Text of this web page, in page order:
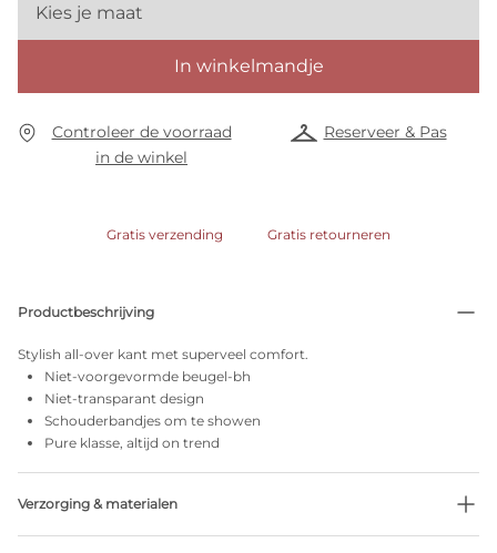
Kies je maat
In winkelmandje
Controleer de voorraad
in de winkel
Reserveer & Pas
Gratis verzending Gratis retourneren
Productbeschrijving
Stylish all-over kant met superveel comfort.
Niet-voorgevormde beugel-bh
Niet-transparant design
Schouderbandjes om te showen
Pure klasse, altijd on trend
Verzorging & materialen